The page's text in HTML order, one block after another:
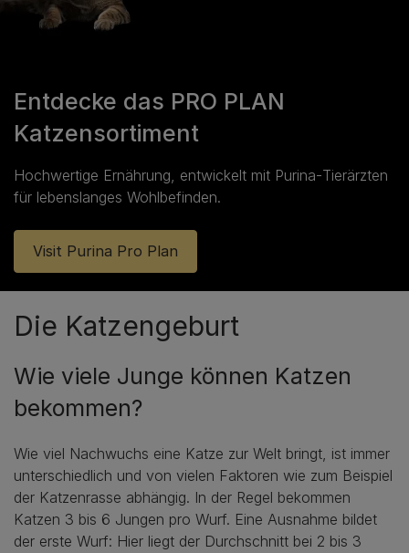
Entdecke das PRO PLAN
Katzensortiment
Hochwertige Ernährung, entwickelt mit Purina‑Tierärzten
für lebenslanges Wohlbefinden.
Visit Purina Pro Plan
Die Katzengeburt
Wie viele Junge können Katzen
bekommen?
Wie viel Nachwuchs eine Katze zur Welt bringt, ist immer
unterschiedlich und von vielen Faktoren wie zum Beispiel
der Katzenrasse abhängig. In der Regel bekommen
Katzen 3 bis 6 Jungen pro Wurf. Eine Ausnahme bildet
der erste Wurf: Hier liegt der Durchschnitt bei 2 bis 3